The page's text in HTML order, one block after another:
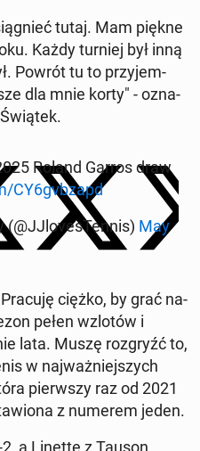
tutaj. Mam piękne
Każdy turniej był inną
Powrót tu to przy­jem­
dla mnie korty" - oz­na­
Roland Garros draw
CY6gvbzapd
May
ciężko, by grać na­
pełen wzlotów i
lata. Muszę roz­gryźć to,
w na­jważniejszych
pier­wszy raz od 2021
z numerem jeden.
a Linette z Tauson